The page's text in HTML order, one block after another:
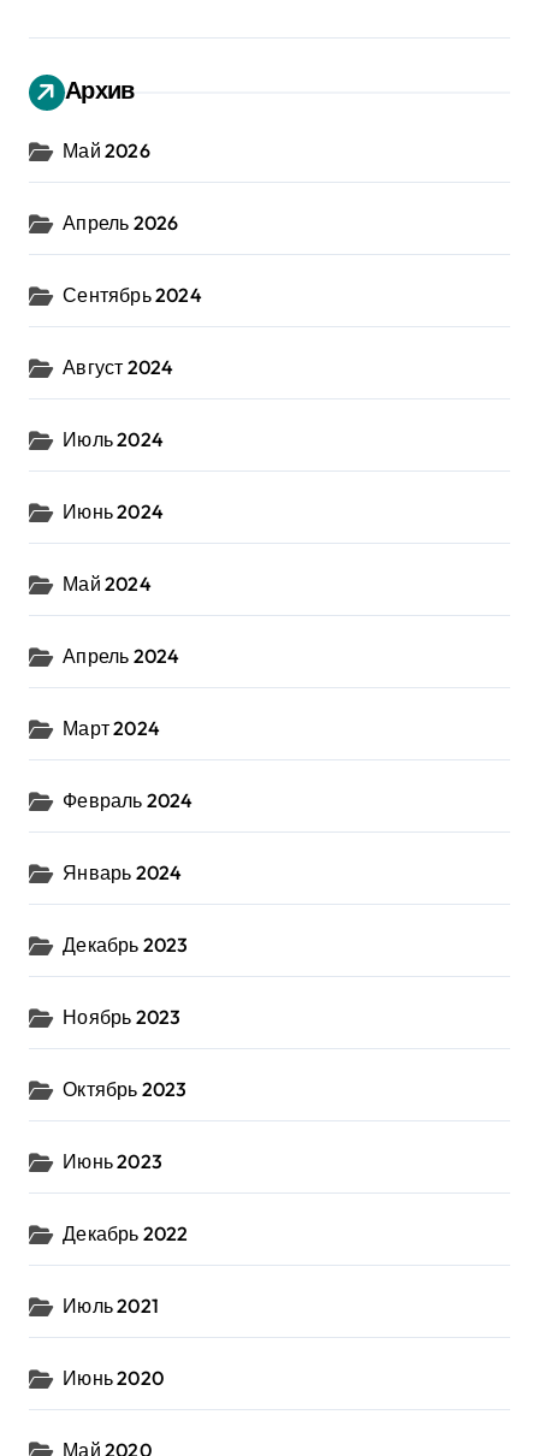
Архив
Май 2026
Апрель 2026
Сентябрь 2024
Август 2024
Июль 2024
Июнь 2024
Май 2024
Апрель 2024
Март 2024
Февраль 2024
Январь 2024
Декабрь 2023
Ноябрь 2023
Октябрь 2023
Июнь 2023
Декабрь 2022
Июль 2021
Июнь 2020
Май 2020